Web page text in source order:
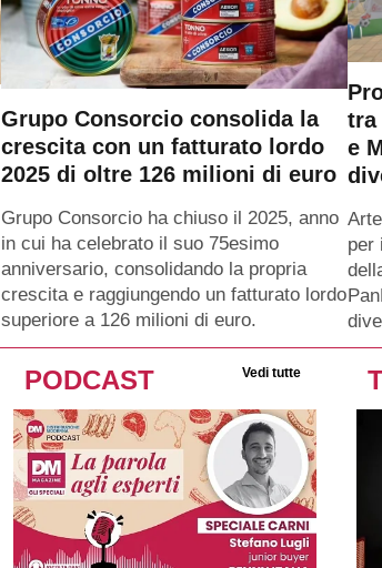
Grupo Consorcio consolida la
crescita con un fatturato lordo
2025 di oltre 126 milioni di euro
Grupo Consorcio ha chiuso il 2025, anno
in cui ha celebrato il suo 75esimo
anniversario, consolidando la propria
crescita e raggiungendo un fatturato lordo
superiore a 126 milioni di euro.
tra
e
per
PODCAST Vedi tutte